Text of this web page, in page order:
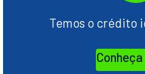
Temos o crédito